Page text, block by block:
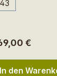
43
Preis:
€
In den